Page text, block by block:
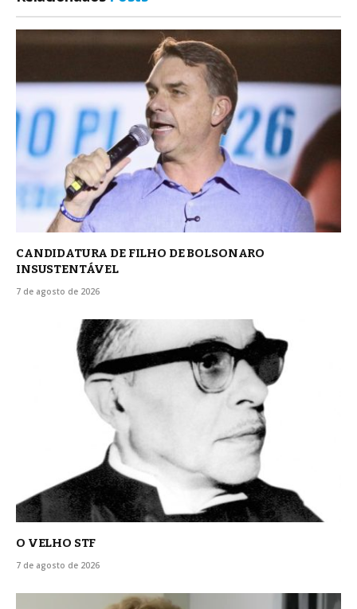
CANDIDATURA DE FILHO DE BOLSONARO
INSUSTENTÁVEL
7 de agosto de 2026
O VELHO STF
7 de agosto de 2026